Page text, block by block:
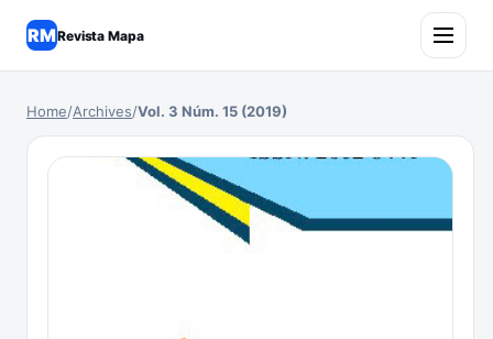
RMRevista Mapa
Home/Archives/Vol. 3 Núm. 15 (2019)